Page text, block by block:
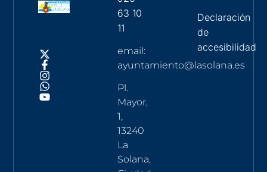
63 10
11
email:
ayuntamiento@lasolana.es
Pl.
Mayor,
1,
13240
La
Solana,
Declaración
de
accesibilidad